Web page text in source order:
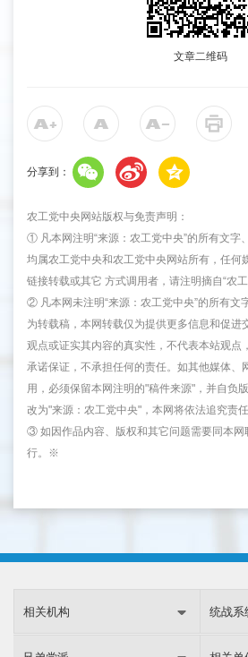
文章二维码
分享到：
农工党中央网站版权与免责声明：
① 凡本网注明“来源：农工党中央”的所有文字
均属农工党中央和农工党中央网站所有，任何
链接转载或其它 方式调用者，请注明摘自“农
② 凡本网未注明“来源：农工党中央”的所有文
为转载稿，本网转载仅为提供更多信息和促进
观点或证实其内容的真实性，不代表本站观点
承诺保证，不承担任何的责任。如其他媒体、
用，必须保留本网注明的"稿件来源"，并自负
改为"来源：农工党中央"，本网将依法追究责任
③ 如因作品内容、版权和其它问题需要同本网
行。※
相关机构 统战系